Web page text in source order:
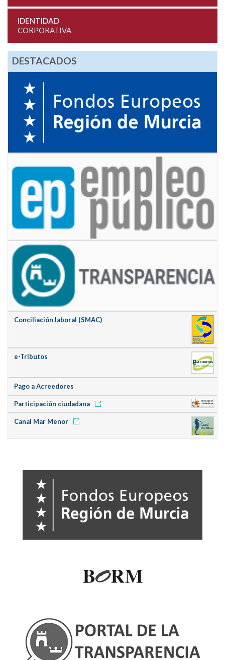
IDENTIDAD
CORPORATIVA
DESTACADOS
Conciliación laboral (SMAC)
e-Tributos
Pago a Acreedores
Participación ciudadana
Canal Mar Menor